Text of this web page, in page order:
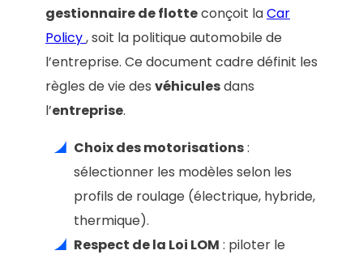
gestionnaire de flotteconçoit laCar
Policy, soit la politique automobile de
l’entreprise. Ce document cadre définit les
règles de vie des véhiculesdans
l’entreprise.
Choix des motorisations:
sélectionner les modèles selon les
profils de roulage (électrique, hybride,
thermique).
Respect de la Loi LOM : piloter le